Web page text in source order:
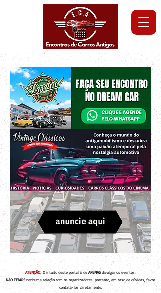
ATENÇÃO: O intuito deste portal é de APENAS divulgar os eventos.
NÃO TEMOS nenhuma relação com os organizadores, portanto, em caso de dúvidas, favor
contatá-los diretamente.